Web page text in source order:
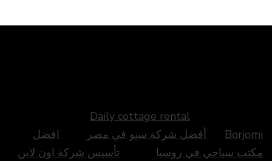
Daily cottage rental
Borjomi
أفضل شركة سيو في مصر
افضل
مكتب سياحي في روسيا
تأسيس شركة اون لاين